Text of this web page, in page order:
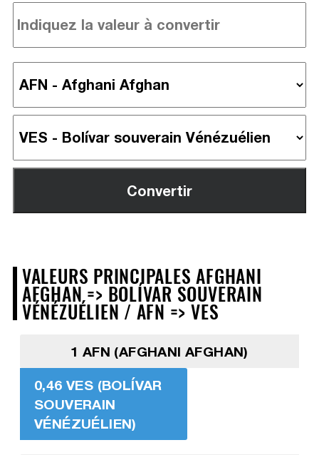
VALEURS PRINCIPALES AFGHANI
AFGHAN => BOLÍVAR SOUVERAIN
VÉNÉZUÉLIEN / AFN => VES
1 AFN (AFGHANI AFGHAN)
0,46 VES (BOLÍVAR
SOUVERAIN
VÉNÉZUÉLIEN)